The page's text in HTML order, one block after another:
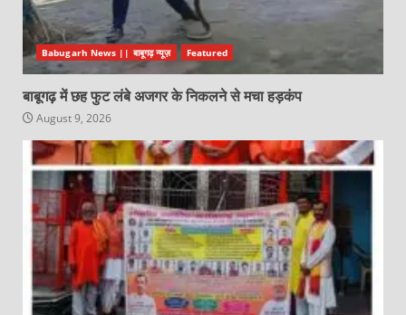
Babugarh News || बाबूगढ़ न्यूज़ Featured
बाबूगढ़ में छह फुट लंबे अजगर के निकलने से मचा हड़कंप
August 9, 2026